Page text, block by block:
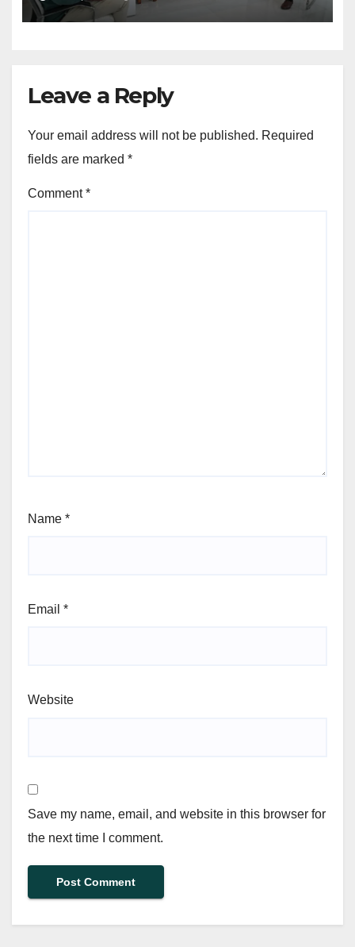
Leave a Reply
Your email address will not be published. Required
fields are marked *
Comment*
Name *
Email *
Website
Save my name, email, and website in this browser for
the next time I comment.